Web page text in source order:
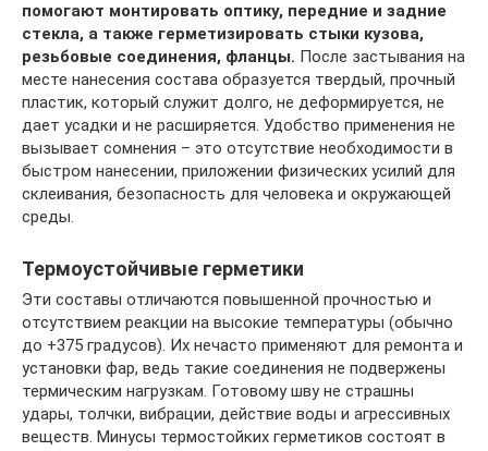
помогают монтировать оптику, передние и задние
стекла, а также герметизировать стыки кузова,
резьбовые соединения, фланцы. После застывания на
месте нанесения состава образуется твердый, прочный
пластик, который служит долго, не деформируется, не
дает усадки и не расширяется. Удобство применения не
вызывает сомнения – это отсутствие необходимости в
быстром нанесении, приложении физических усилий для
склеивания, безопасность для человека и окружающей
среды.
Термоустойчивые герметики
Эти составы отличаются повышенной прочностью и
отсутствием реакции на высокие температуры (обычно
до +375 градусов). Их нечасто применяют для ремонта и
установки фар, ведь такие соединения не подвержены
термическим нагрузкам. Готовому шву не страшны
удары, толчки, вибрации, действие воды и агрессивных
веществ. Минусы термостойких герметиков состоят в